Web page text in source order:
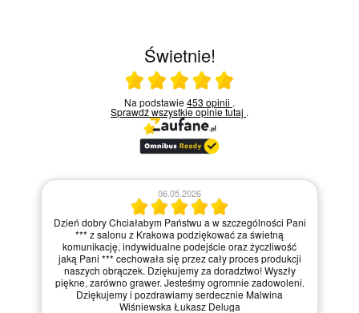
Świetnie!
Ocena średnia 5 na 5
Na podstawie453 opinii .
Sprawdź wszystkie opinietutaj .
30.04.2026
Fantastyczny salon - polecam
Dariusz U.